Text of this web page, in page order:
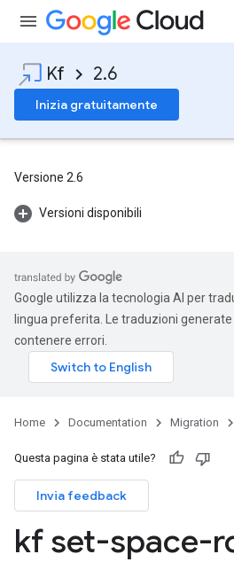
Kf 2.6
Inizia gratuitamente
Versione 2.6
Versioni disponibili
Google utilizza la tecnologia AI per
lingua preferita. Le traduzioni
contenere errori.
Home Documentation Migration
Questa pagina è stata utile?
Invia feedback
kf set-space-